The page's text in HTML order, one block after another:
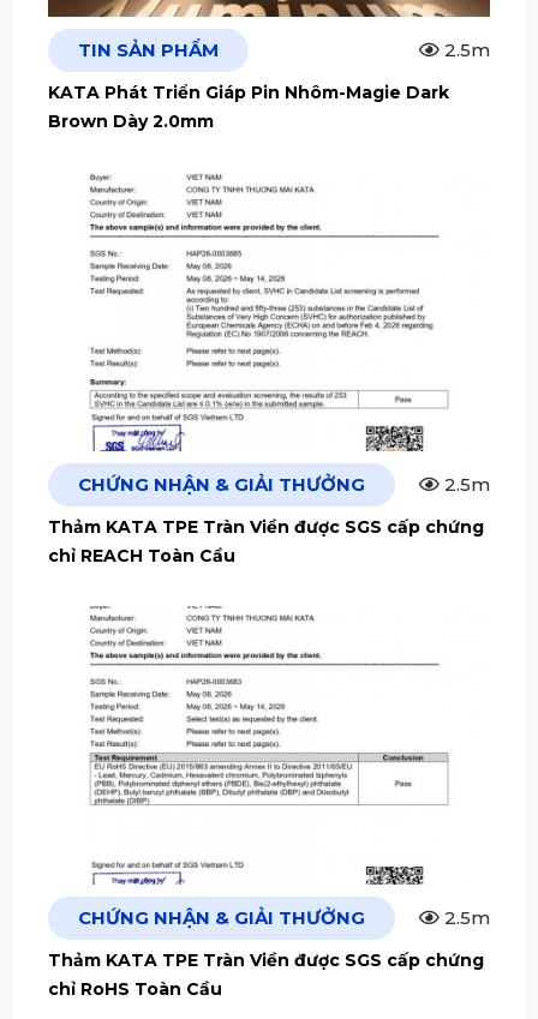
TIN SẢN PHẨM 2.5m
KATA Phát Triển Giáp Pin Nhôm-Magie Dark
Brown Dày 2.0mm
CHỨNG NHẬN & GIẢI THƯỞNG 2.5m
Thảm KATA TPE Tràn Viền được SGS cấp chứng
chỉ REACH Toàn Cầu
CHỨNG NHẬN & GIẢI THƯỞNG 2.5m
Thảm KATA TPE Tràn Viền được SGS cấp chứng
chỉ RoHS Toàn Cầu